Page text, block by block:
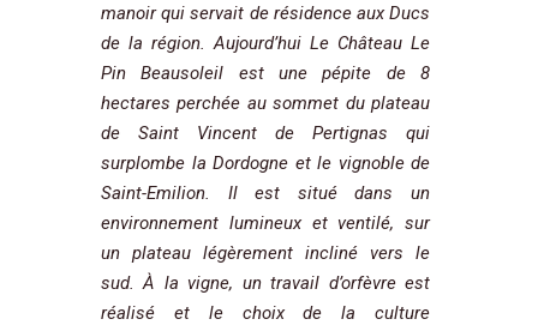
manoir qui servait de résidence aux Ducs
de la région. Aujourd’hui Le Château Le
Pin Beausoleil est une pépite de 8
hectares perchée au sommet du plateau
de Saint Vincent de Pertignas qui
surplombe la Dordogne et le vignoble de
Saint-Emilion. Il est situé dans un
environnement lumineux et ventilé, sur
un plateau légèrement incliné vers le
sud. À la vigne, un travail d’orfèvre est
réalisé et le choix de la culture